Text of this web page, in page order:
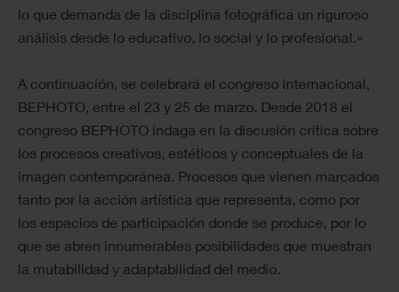
lo que demanda de la disciplina fotográfica un riguroso
análisis desde lo educativo, lo social y lo profesional.»
A continuación, se celebrará el congreso internacional,
BEPHOTO, entre el 23 y 25 de marzo. Desde 2018 el
congreso BEPHOTO indaga en la discusión crítica sobre
los procesos creativos, estéticos y conceptuales de la
imagen contemporánea. Procesos que vienen marcados
tanto por la acción artística que representa, como por
los espacios de participación donde se produce, por lo
que se abren innumerables posibilidades que muestran
la mutabilidad y adaptabilidad del medio.